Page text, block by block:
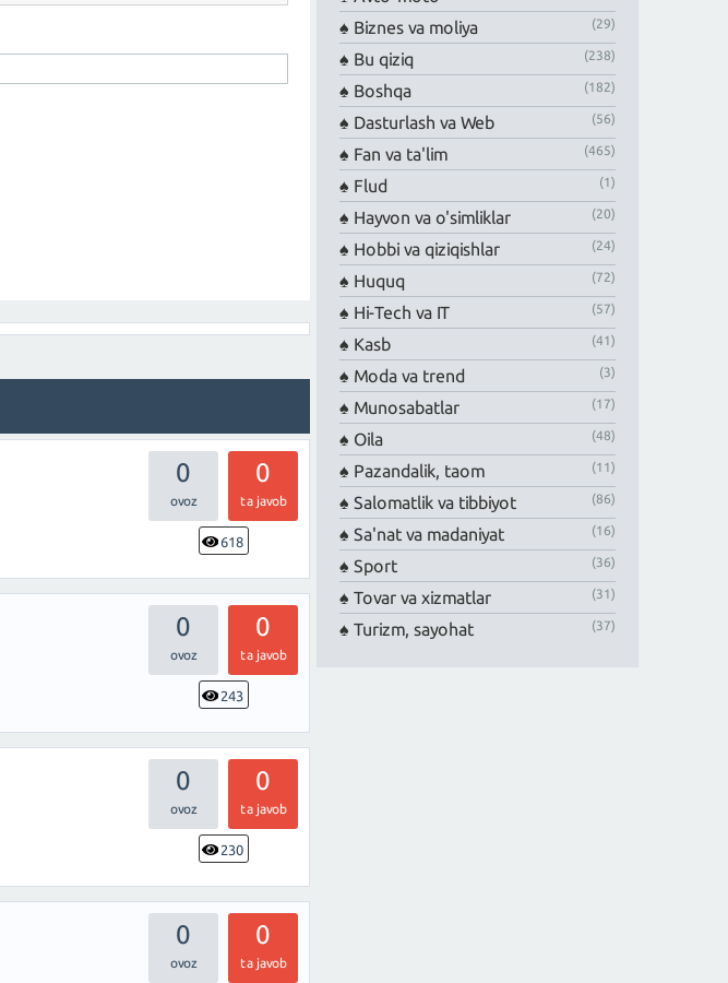
0 0
ta javob
618
0 0
ta javob
243
0 0
ta javob
230
0 0
ta javob
Biznes va moliya (29)
Bu qiziq (238)
Boshqa (182)
Dasturlash va Web (56)
Fan va ta'lim (465)
Flud (1)
Hayvon va o'simliklar (20)
Hobbi va qiziqishlar (24)
Huquq (72)
Hi-Tech va IT (57)
Kasb (41)
Moda va trend (3)
Munosabatlar (17)
Oila (48)
Pazandalik, taom (11)
Salomatlik va tibbiyot (86)
Sa'nat va madaniyat (16)
Sport (36)
Tovar va xizmatlar (31)
Turizm, sayohat (37)